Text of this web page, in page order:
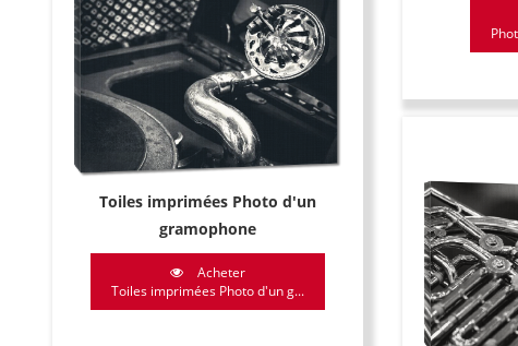
Toiles imprimées Photo d'un
gramophone
Acheter
Toiles imprimées Photo d'un g...